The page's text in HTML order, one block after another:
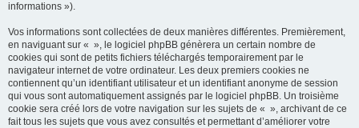
informations »).
Vos informations sont collectées de deux manières différentes. Premièrement,
en naviguant sur « », le logiciel phpBB génèrera un certain nombre de
cookies qui sont de petits fichiers téléchargés temporairement par le
navigateur internet de votre ordinateur. Les deux premiers cookies ne
contiennent qu’un identifiant utilisateur et un identifiant anonyme de session
qui vous sont automatiquement assignés par le logiciel phpBB. Un troisième
cookie sera créé lors de votre navigation sur les sujets de « », archivant de ce
fait tous les sujets que vous avez consultés et permettant d’améliorer votre